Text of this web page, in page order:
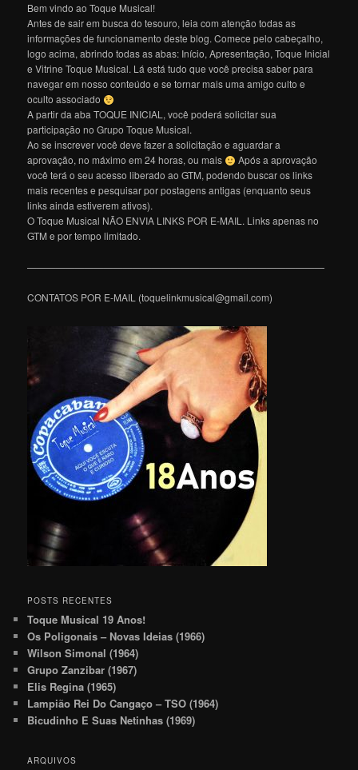
Bem vindo ao Toque Musical!
Antes de sair em busca do tesouro, leia com atenção todas as
informações de funcionamento deste blog. Comece pelo cabeçalho,
logo acima, abrindo todas as abas: Início, Apresentação, Toque Inicial
e Vitrine Toque Musical. Lá está tudo que você precisa saber para
navegar em nosso conteúdo e se tornar mais uma amigo culto e
oculto associado
A partir da aba TOQUE INICIAL, você poderá solicitar sua
participação no Grupo Toque Musical.
Ao se inscrever você deve fazer a solicitação e aguardar a
aprovação, no máximo em 24 horas, ou mais
Após a aprovação
você terá o seu acesso liberado ao GTM, podendo buscar os links
mais recentes e pesquisar por postagens antigas (enquanto seus
links ainda estiverem ativos).
O Toque Musical NÃO ENVIA LINKS POR E-MAIL. Links apenas no
GTM e por tempo limitado.
———————————————————————————————
CONTATOS POR E-MAIL (toquelinkmusical@gmail.com)
POSTS RECENTES
Toque Musical 19 Anos!
Os Poligonais – Novas Ideias (1966)
Wilson Simonal (1964)
Grupo Zanzibar (1967)
Elis Regina (1965)
Lampião Rei Do Cangaço – TSO (1964)
Bicudinho E Suas Netinhas (1969)
ARQUIVOS